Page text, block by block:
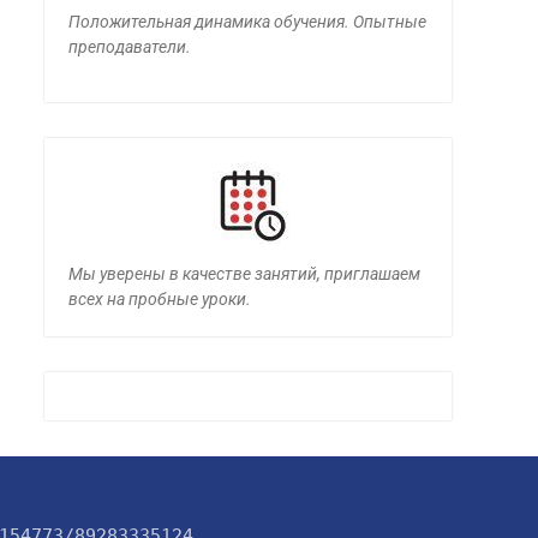
Положительная динамика обучения. Опытные
преподаватели.
Мы уверены в качестве занятий, приглашаем
всех на пробные уроки.